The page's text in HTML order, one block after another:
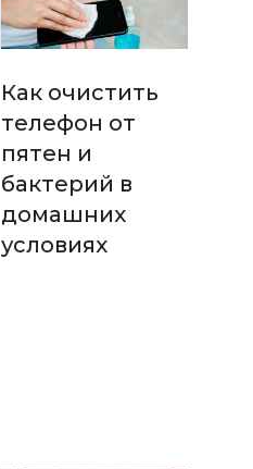
Как очистить
телефон от
пятен и
бактерий в
домашних
условиях